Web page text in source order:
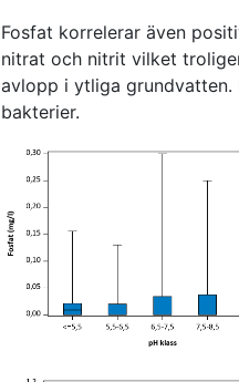
Fosfat korrelerar även
nitrat och nitrit vilket
avlopp i ytliga
bakterier.